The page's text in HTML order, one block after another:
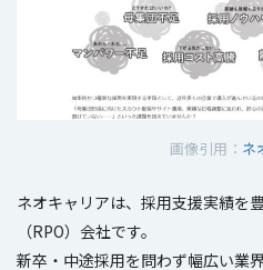
画像引用： ネ
ネオキャリアは、採用支援実績を
（RPO）会社です。
新卒・中途採用を問わず幅広い業